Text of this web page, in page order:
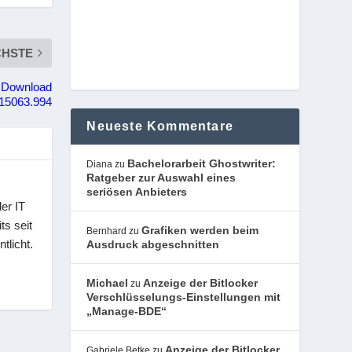
IT
seit
Neueste Kommentare
Diana zu Bachelorarbeit Ghostwriter:
Ratgeber zur Auswahl eines
seriösen Anbieters
Bernhard zuGrafiken werden beim
Ausdruck abgeschnitten
Michael zuAnzeige der Bitlocker
Verschlüsselungs-Einstellungen mit
„Manage-BDE“